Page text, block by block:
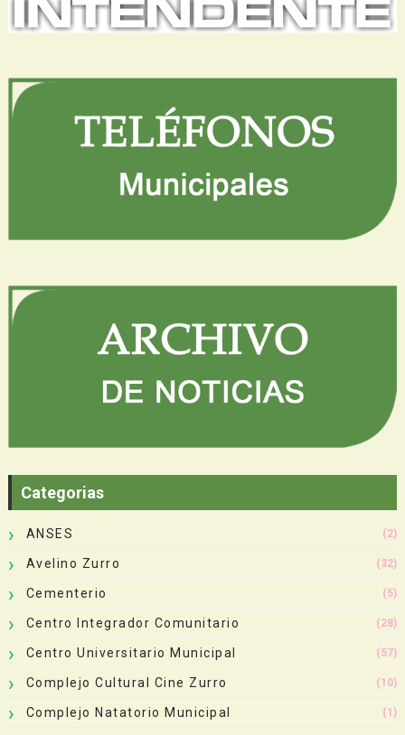
Categorias
ANSES (2)
Avelino Zurro (32)
Cementerio (5)
Centro Integrador Comunitario (28)
Centro Universitario Municipal (57)
Complejo Cultural Cine Zurro (10)
Complejo Natatorio Municipal (1)